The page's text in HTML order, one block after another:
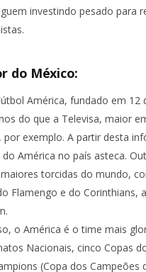
investindo pesado para
do México:
América, fundado em
do que a Televisa, maior
por exemplo. A partir desta
América no país asteca.
torcidas do mundo,
Flamengo e do
o América é o time mais
Nacionais, cinco Copas
(Copa dos Campeões